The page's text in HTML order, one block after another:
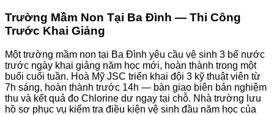
Trường Mầm Non Tại Ba Đình — Thi Công
Trước Khai Giảng
Một trường mầm non tại Ba Đình yêu cầu vệ sinh 3 bể nước
trước ngày khai giảng năm học mới, hoàn thành trong một
buổi cuối tuần. Hoà Mỹ JSC triển khai đội 3 kỹ thuật viên từ
7h sáng, hoàn thành trước 14h — bàn giao biên bản nghiệm
thu và kết quả đo Chlorine dư ngay tại chỗ. Nhà trường lưu
hồ sơ phục vụ kiểm tra điều kiện vệ sinh đầu năm học của